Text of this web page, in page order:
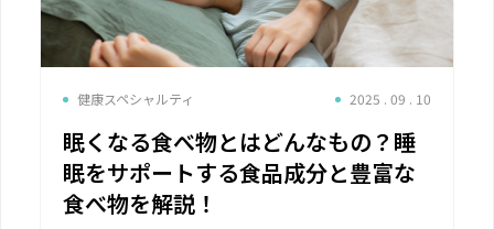
健康スペシャルティ 2025 . 09 . 10
眠くなる食べ物とはどんなもの？睡
眠をサポートする食品成分と豊富な
食べ物を解説！